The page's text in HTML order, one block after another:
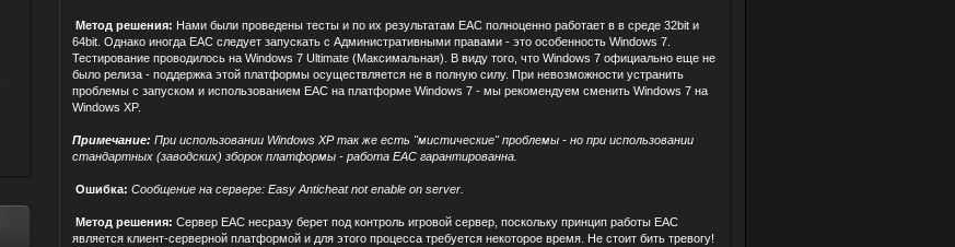
Метод решения: Нами были проведены тесты и по их результатам EAC полноценно работает в в среде 32bit и
64bit. Однако иногда EAC следует запускать с Административными правами - это особенность Windows 7.
Тестирование проводилось на Windows 7 Ultimate (Максимальная). В виду того, что Windows 7 официально еще не
было релиза - поддержка этой платформы осуществляется не в полную силу. При невозможности устранить
проблемы с запуском и использованием EAC на платформе Windows 7 - мы рекомендуем сменить Windows 7 на
Windows XP.
Примечание: При использовании Windows XP так же есть "мистические" проблемы - но при использовании
стандартных (заводских) зборок платформы - работа EAC гарантированна.
Ошибка: Сообщение на сервере: Easy Anticheat not enable on server.
Метод решения: Сервер EAC несразу берет под контроль игровой сервер, поскольку принцип работы EAC
является клиент-серверной платформой и для этого процесса требуется некоторое время. Не стоит бить тревогу!